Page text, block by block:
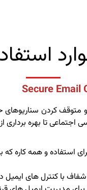
Secure Email
متوقف کردن سناریوهای
اجتماعی تا بهره برداری
استفاده و همه کاره
با کنترل های ایمیل